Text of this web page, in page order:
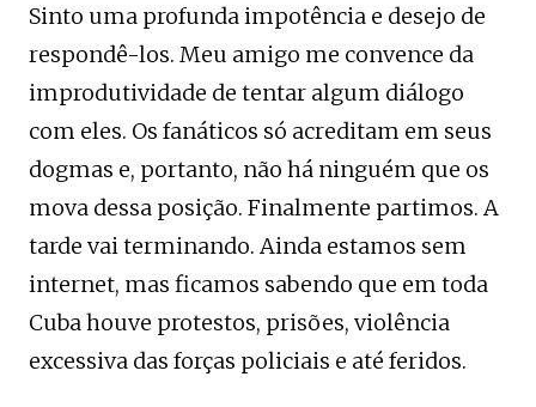
Sinto uma profunda impotência e desejo de
respondê-los. Meu amigo me convence da
improdutividade de tentar algum diálogo
com eles. Os fanáticos só acreditam em seus
dogmas e, portanto, não há ninguém que os
mova dessa posição. Finalmente partimos. A
tarde vai terminando. Ainda estamos sem
internet, mas ficamos sabendo que em toda
Cuba houve protestos, prisões, violência
excessiva das forças policiais e até feridos.